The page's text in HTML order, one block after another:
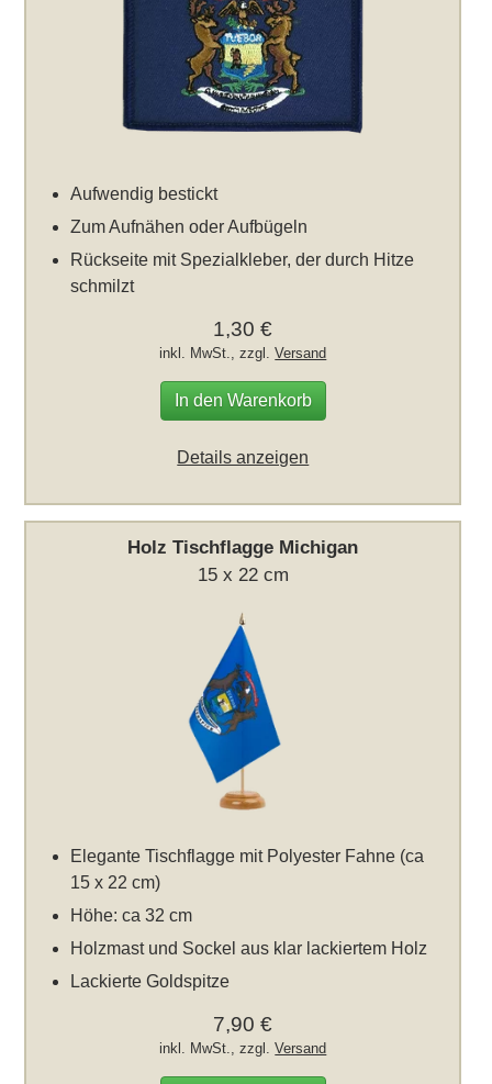
Aufwendig bestickt
Zum Aufnähen oder Aufbügeln
Rückseite mit Spezialkleber, der durch Hitze
schmilzt
1,30 €
inkl. MwSt., zzgl.Versand
In den Warenkorb
Details anzeigen
Holz Tischflagge Michigan
15 x 22 cm
Elegante Tischflagge mit Polyester Fahne (ca
15 x 22 cm)
Höhe: ca 32 cm
Holzmast und Sockel aus klar lackiertem Holz
Lackierte Goldspitze
7,90 €
inkl. MwSt., zzgl.Versand